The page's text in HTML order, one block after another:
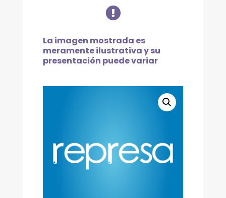

La imagen mostrada es
meramente ilustrativa y su
presentación puede variar